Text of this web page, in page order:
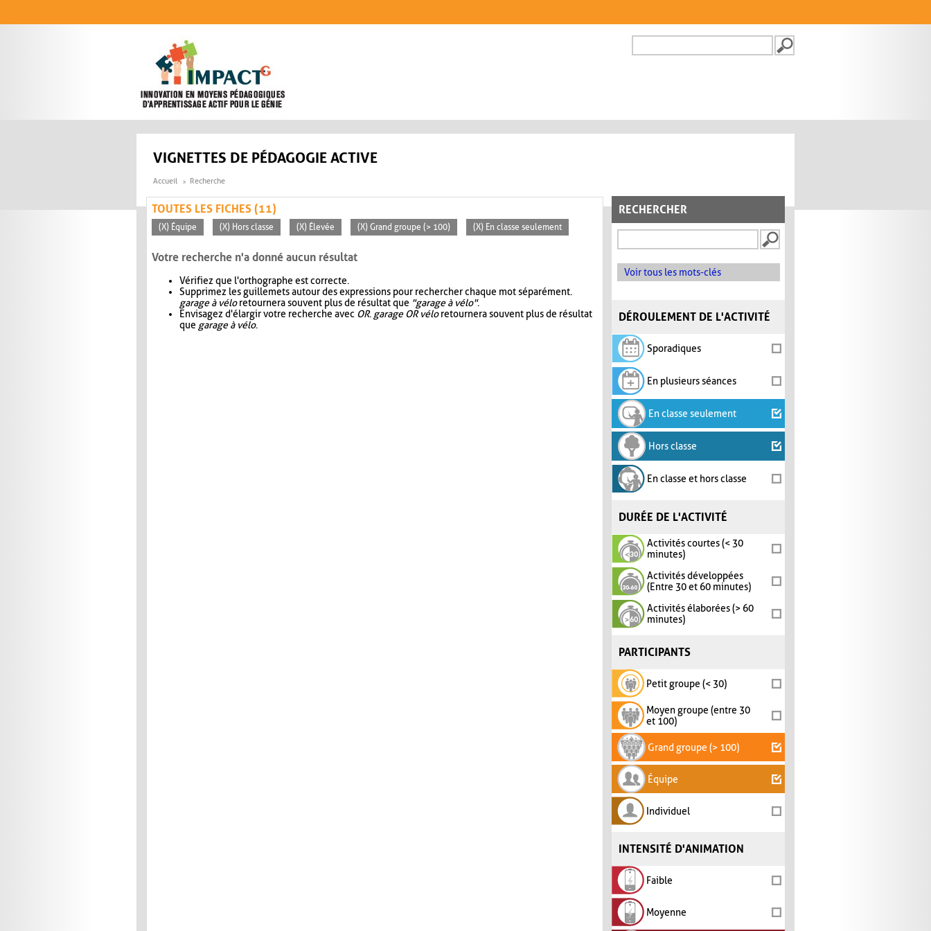
FORMULAIRE DE
VIGNETTES DE PÉDAGOGIE ACTIVE
Accueil Recherche
RECHERCHER
Voir tous les mots-clés
DÉROULEMENT DE L'ACTIVITÉ
Sporadiques
En plusieurs séances
En classe seulement
Hors classe
En classe et hors classe
DURÉE DE L'ACTIVITÉ
Activités courtes (< 30
minutes)
Activités développées
(Entre 30 et 60 minutes)
Activités élaborées (> 60
minutes)
PARTICIPANTS
Petit groupe (< 30)
Moyen groupe (entre 30
et 100)
Grand groupe (> 100)
Équipe
Individuel
INTENSITÉ D'ANIMATION
Faible
Moyenne
TOUTES LES FICHES (11)
(X) Équipe (X) Hors classe (X) Élevée (X) Grand groupe (> 100) (X) En classe seulement
Votre recherche n'a donné aucun résultat
Vérifiez que l'orthographe est correcte.
Supprimez les guillemets autour des expressions pour rechercher chaque mot séparément.
garage à véloretournera souvent plus de résultat que "garage à vélo".
Envisagez d'élargir votre recherche avec OR. garage OR véloretournera souvent plus de résultat
que garage à vélo.